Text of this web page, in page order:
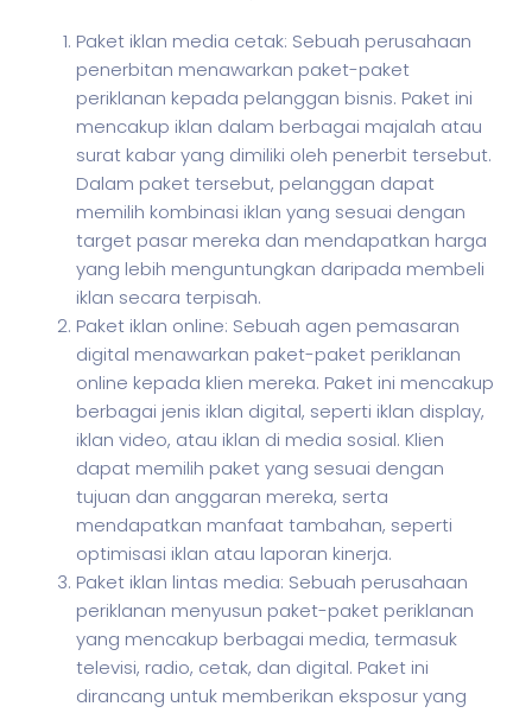
Paket iklan media cetak: Sebuah perusahaan
penerbitan menawarkan paket-paket
periklanan kepada pelanggan bisnis. Paket ini
mencakup iklan dalam berbagai majalah atau
surat kabar yang dimiliki oleh penerbit tersebut.
Dalam paket tersebut, pelanggan dapat
memilih kombinasi iklan yang sesuai dengan
target pasar mereka dan mendapatkan harga
yang lebih menguntungkan daripada membeli
iklan secara terpisah.
Paket iklan online: Sebuah agen pemasaran
digital menawarkan paket-paket periklanan
online kepada klien mereka. Paket ini mencakup
berbagai jenis iklan digital, seperti iklan display,
iklan video, atau iklan di media sosial. Klien
dapat memilih paket yang sesuai dengan
tujuan dan anggaran mereka, serta
mendapatkan manfaat tambahan, seperti
optimisasi iklan atau laporan kinerja.
Paket iklan lintas media: Sebuah perusahaan
periklanan menyusun paket-paket periklanan
yang mencakup berbagai media, termasuk
televisi, radio, cetak, dan digital. Paket ini
dirancang untuk memberikan eksposur yang